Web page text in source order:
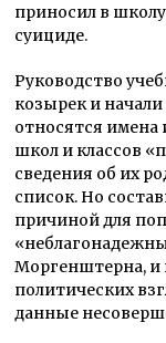
приносил в
суициде.
Руководство
козырек и
относятся
школ и классов
сведения об их
список. Но
причиной для
Моргенштерна, и
политических
данные